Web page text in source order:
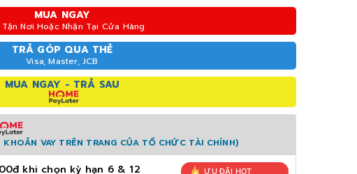
MUA NGAY
Nơi Hoặc Nhận Tại Cửa Hàng
TRẢ GÓP QUA THẺ
Visa, Master, JCB
MUA NGAY - TRẢ SAU
VAY TRÊN TRANG CỦA TỔ CHỨC TÀI CHÍNH)
khi chọn kỳ hạn 6 & 12
ƯU ĐÃI HOT